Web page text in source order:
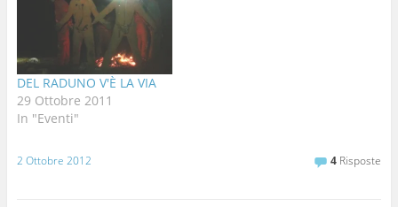
DEL RADUNO V'È LA VIA
29 Ottobre 2011
In "Eventi"
2 Ottobre 2012 4 Risposte